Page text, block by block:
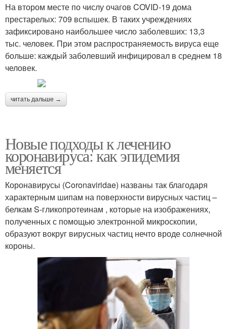
На втором месте по числу очагов COVID-19 дома
престарелых: 709 вспышек. В таких учреждениях
зафиксировано наибольшее число заболевших: 13,3
тыс. человек. При этом распространяемость вируса еще
больше: каждый заболевший инфицировал в среднем 18
человек.
читать дальше →
Новые подходы к лечению
коронавируса: как эпидемия
меняется
Коронавирусы (Coronaviridae) названы так благодаря
характерным шипам на поверхности вирусных частиц –
белкам S-гликопротеинам , которые на изображениях,
полученных с помощью электронной микроскопии,
образуют вокруг вирусных частиц нечто вроде солнечной
короны.